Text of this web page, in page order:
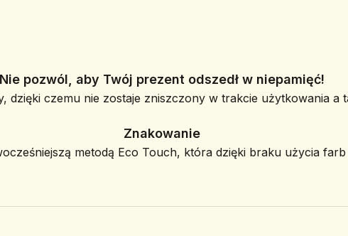
Nie pozwól, aby Twój prezent odszedł w niepamięć!
dzięki czemu nie zostaje zniszczony w trakcie użytkowania a
Znakowanie
metodą Eco Touch, która dzięki braku użycia